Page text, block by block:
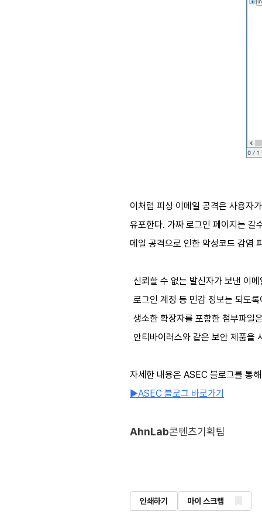
이처럼 피싱 이메일 공격은 사용자
유포한다. 가짜 로그인 페이지는 갈
메일 공격으로 인한 악성코드 감염
신뢰할 수 없는 발신자가 보낸 이
로그인 계정 등 민감 정보는 되도
생소한 확장자를 포함한 첨부파일
안티바이러스와 같은 보안 제품을
자세한 내용은 ASEC 블로그를 통
▶ASEC 블로그 바로가기
AhnLab콘텐츠기획팀
인쇄하기 마이 스크랩